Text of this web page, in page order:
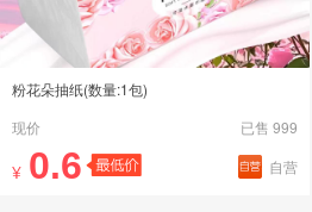
粉花朵抽纸(数量:1包)
现价
已售 999
¥ 0.6 自营